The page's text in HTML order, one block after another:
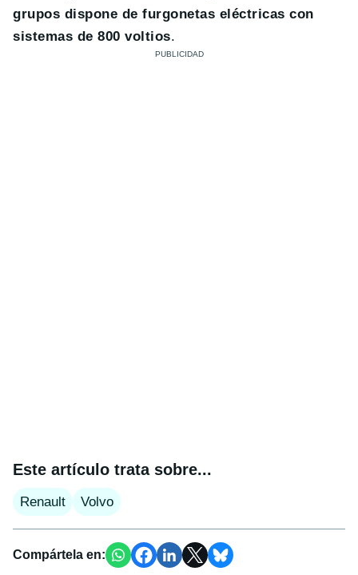
grupos dispone de furgonetas eléctricas con
sistemas de 800 voltios.
Este artículo trata sobre...
Renault Volvo
Compártela en: